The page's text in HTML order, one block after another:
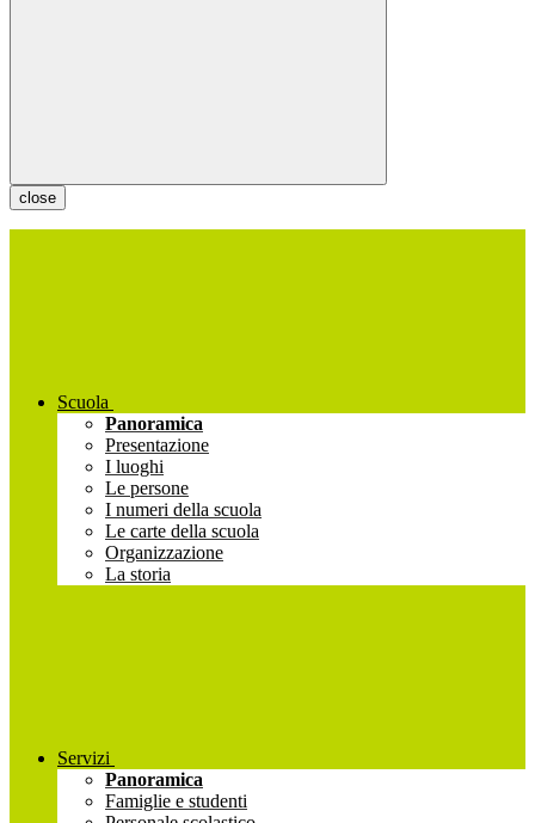
close
Scuola
Panoramica
Presentazione
I luoghi
Le persone
I numeri della scuola
Le carte della scuola
Organizzazione
La storia
Servizi
Panoramica
Famiglie e studenti